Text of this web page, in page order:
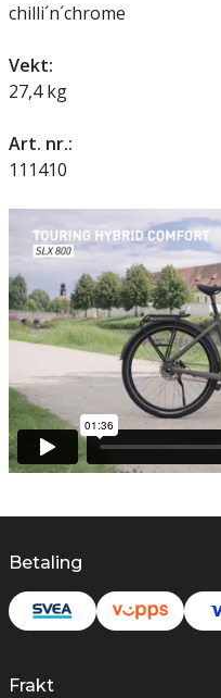
chilli´n´chrome
Vekt:
27,4 kg
Art. nr.:
111410
Betaling
Frakt